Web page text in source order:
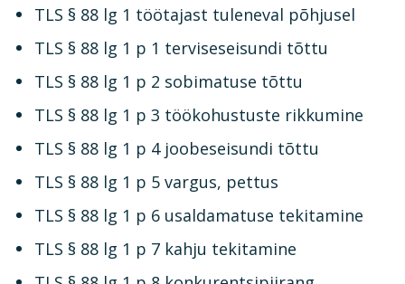
TLS § 88 lg 1 töötajast tuleneval põhjusel
TLS § 88 lg 1 p 1 terviseseisundi tõttu
TLS § 88 lg 1 p 2 sobimatuse tõttu
TLS § 88 lg 1 p 3 töökohustuste rikkumine
TLS § 88 lg 1 p 4 joobeseisundi tõttu
TLS § 88 lg 1 p 5 vargus, pettus
TLS § 88 lg 1 p 6 usaldamatuse tekitamine
TLS § 88 lg 1 p 7 kahju tekitamine